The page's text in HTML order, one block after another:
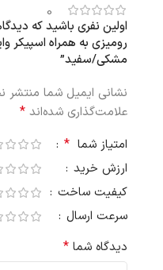
0
اولین نفری باشید که
مشکی/سفید”
نشانی ایمیل شما منتشر
علامت‌گذاری شده‌اند *
امتیاز شما *
ارزش خرید
کیفیت ساخت
سرعت ارسال
دیدگاه شما *